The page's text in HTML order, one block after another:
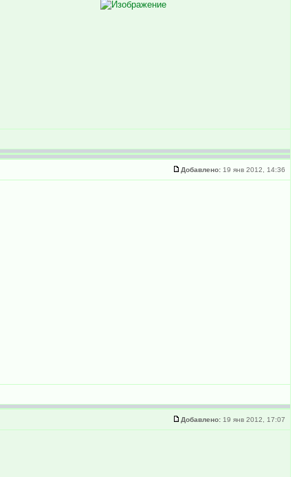
Добавлено: 19 янв 2012, 14:36
Добавлено: 19 янв 2012, 17:07